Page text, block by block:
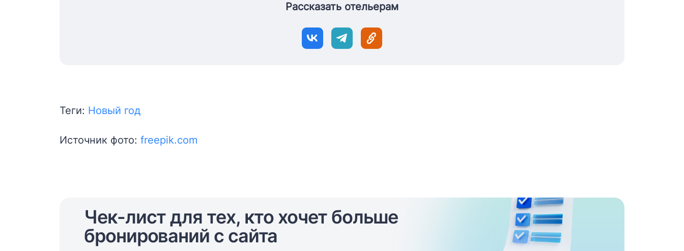
Рассказать отельерам
Теги: Новый год
Источник фото: freepik.com
Чек-лист для тех, кто хочет больше
бронирований с сайта